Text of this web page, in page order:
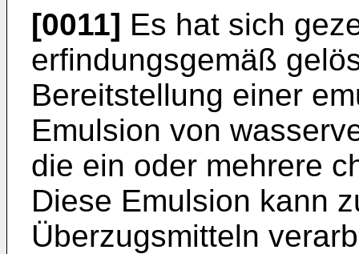
[0011] Es hat sich
erfindungsgemäß
Bereitstellung einer
Emulsion von
die ein oder mehrere
Diese Emulsion kann
Überzugsmitteln